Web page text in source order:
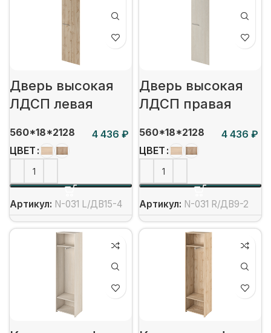
Дверь высокая
ЛДСП левая
560*18*2128
₽
ЦВЕТ
Артикул: N-031 L/ДВ15-4
Дверь высокая
ЛДСП правая
560*18*2128
₽
ЦВЕТ
Артикул: N-031 R/ДВ9-2